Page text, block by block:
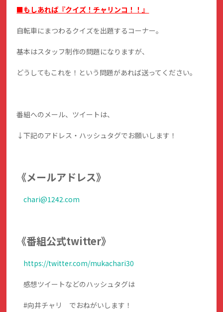
■もしあれば『クイズ！チャリンコ！！』
自転車にまつわるクイズを出題するコーナー。
基本はスタッフ制作の問題になりますが、
どうしてもこれを！という問題があれば送ってください。
番組へのメール、ツイートは、
↓下記のアドレス・ハッシュタグでお願いします！
《メールアドレス》
chari@1242.com
《番組公式twitter》
https://twitter.com/mukachari30
感想ツイートなどのハッシュタグは
#向井チャリ でおねがいします！